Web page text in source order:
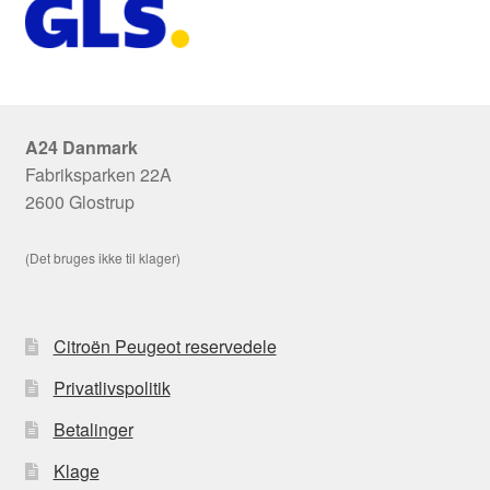
A24 Danmark
Fabriksparken 22A
2600 Glostrup
(Det bruges ikke til klager)
Citroën Peugeot reservedele
Privatlivspolitik
Betalinger
Klage